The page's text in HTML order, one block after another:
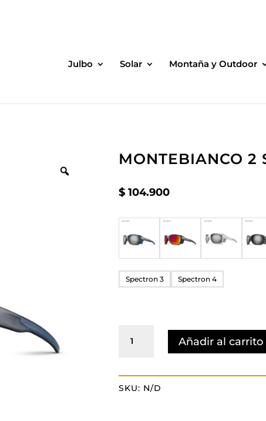
Julbo Solar Montaña y Outdoor
MONTEBIANCO
$104.900
Spectron 3 Spectron 4
MONTEBIANCO
cantidad
Añadir al carrito
SKU: N/D